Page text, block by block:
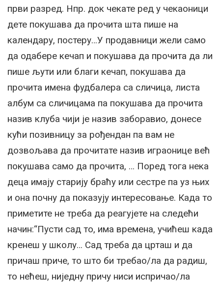
први разред. Нпр. док чекате ред у чекаоници
дете покушава да прочита шта пише на
календару, постеру…У продавници жели само
да одабере кечап и покушава да прочита да ли
пише љути или благи кечап, покушава да
прочита имена фудбалера са сличица, листа
албум са сличицама па покушава да прочита
назив клуба чији је назив заборавио, донесе
кући позивницу за рођендан па вам не
дозвољава да прочитате назив играонице већ
покушава само да прочита, … Поред тога нека
деца имају старију браћу или сестре па уз њих
и она почну да показују интересовање. Када то
приметите не треба да реагујете на следећи
начин:“Пусти сад то, има времена, учићеш када
кренеш у школу… Сад треба да црташ и да
причаш приче, то што би требао/ла да радиш,
то нећеш, ниједну причу ниси испричао/ла